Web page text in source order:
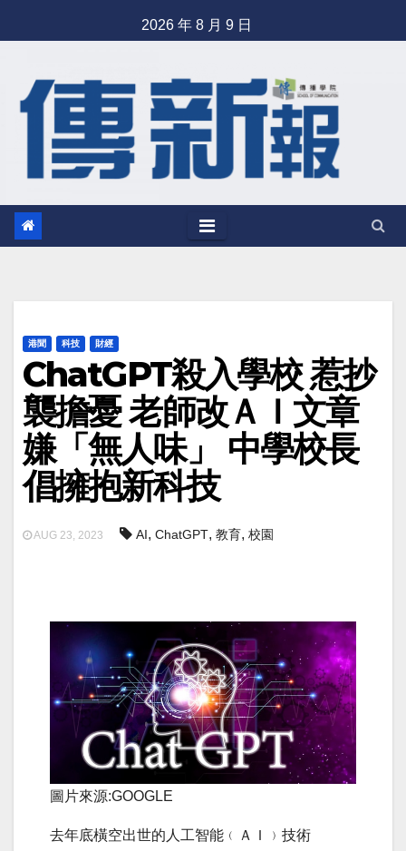
to
2026 年 8 月 9 日
港聞 科技 財經
ChatGPT殺入學校 惹抄
襲擔憂 老師改ＡＩ文章
嫌「無人味」 中學校長
倡擁抱新科技
AUG 23, 2023 AI, ChatGPT, 教育, 校園
圖片來源:GOOGLE
去年底橫空出世的人工智能﹙ＡＩ﹚技術